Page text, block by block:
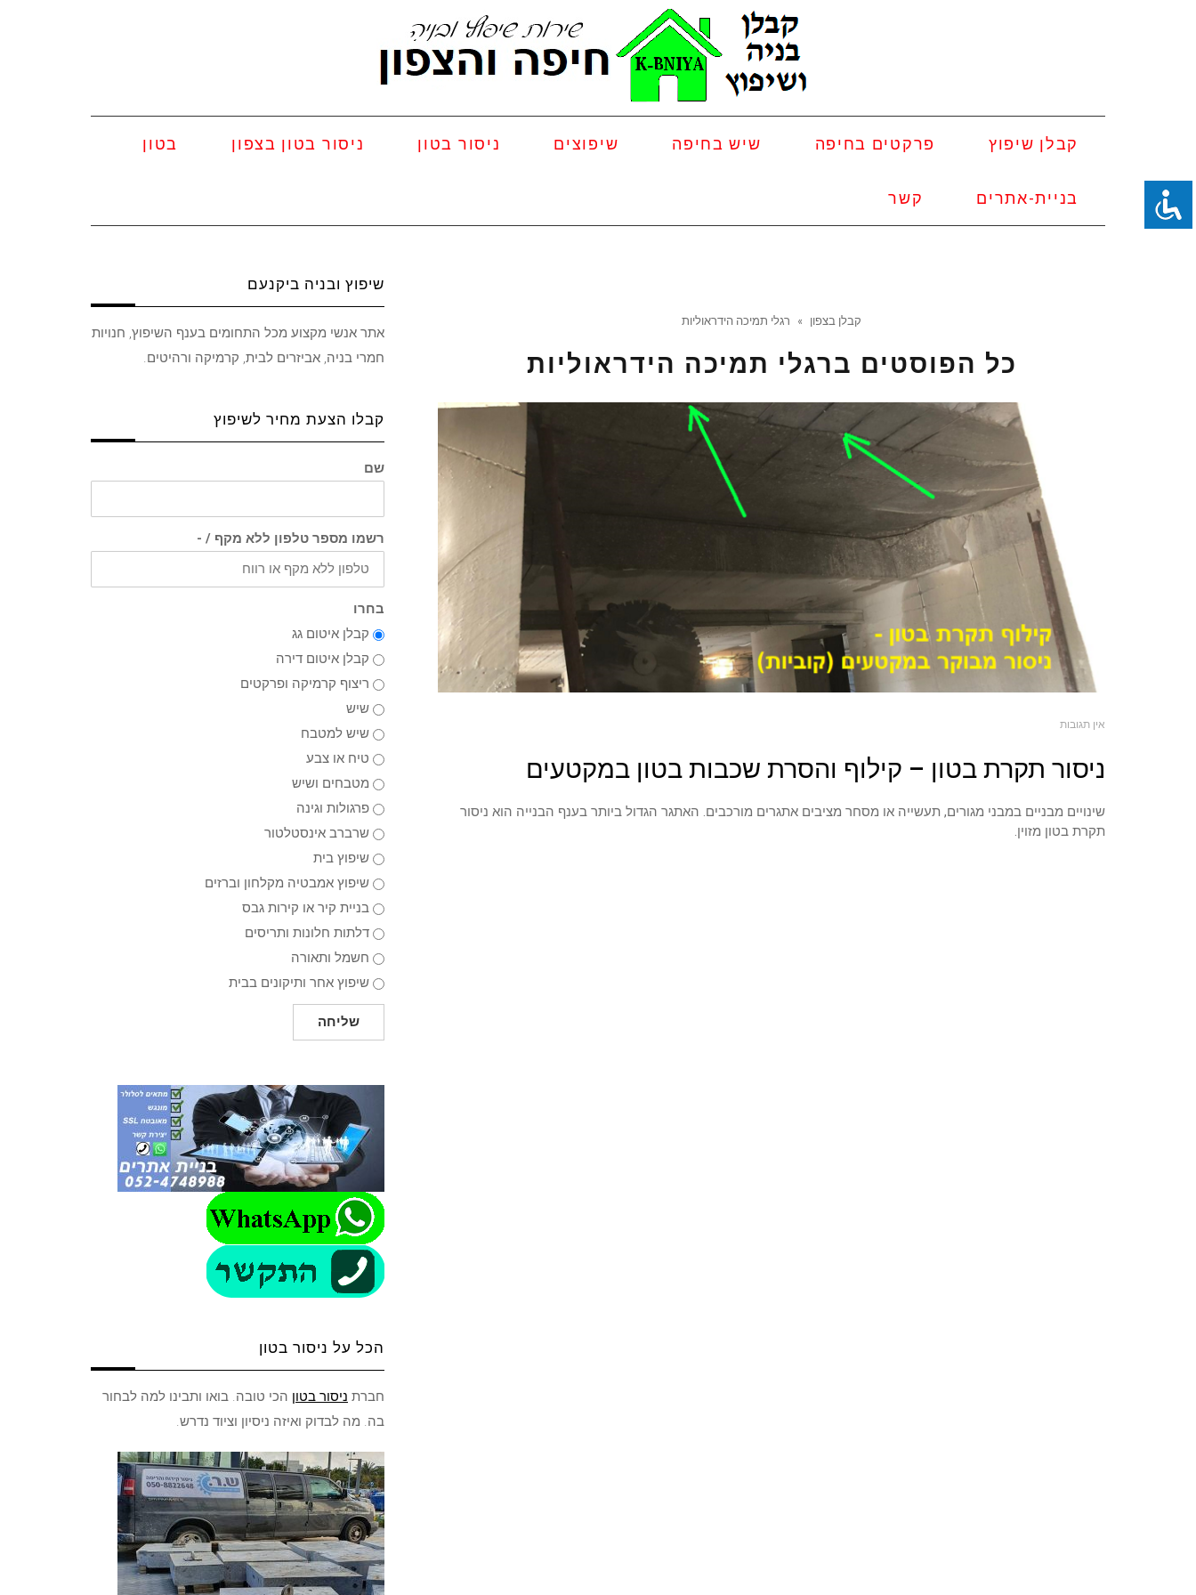
קבלן שיפוץ פרקטים בחיפה שיש בחיפה שיפוצים ניסור בטון ניסור בטון בצפון בטון
בניית-אתרים קשר
קבלן בצפון » רגלי תמיכה הידראוליות
כל הפוסטים ברגלי תמיכה הידראוליות
אין תגובות
ניסור תקרת בטון – קילוף והסרת שכבות בטון במקטעים
שינויים מבניים במבני מגורים, תעשייה או מסחר מציבים אתגרים מורכבים. האתגר הגדול ביותר בענף הבנייה הוא ניסור
תקרת בטון מזוין.
שיפוץ ובניה ביקנעם
אתר אנשי מקצוע מכל התחומים בענף השיפוץ, חנויות
חמרי בניה, אביזרים לבית, קרמיקה ורהיטים.
קבלו הצעת מחיר לשיפוץ
שם
רשמו מספר טלפון ללא מקף / -
בחרו
קבלן איטום גג
קבלן איטום דירה
ריצוף קרמיקה ופרקטים
שיש
שיש למטבח
טיח או צבע
מטבחים ושיש
פרגולות וגינה
שרברב אינסטלטור
שיפוץ בית
שיפוץ אמבטיה מקלחון וברזים
בניית קיר או קירות גבס
דלתות חלונות ותריסים
חשמל ותאורה
שיפוץ אחר ותיקונים בבית
שליחה
הכל על ניסור בטון
חברת ניסור בטון הכי טובה. בואו ותבינו למה לבחור
בה. מה לבדוק ואיזה ניסיון וציוד נדרש.